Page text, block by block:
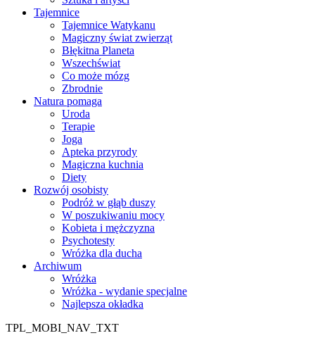
Tajemnice
Tajemnice Watykanu
Magiczny świat zwierząt
Błękitna Planeta
Wszechświat
Co może mózg
Zbrodnie
Natura pomaga
Uroda
Terapie
Joga
Apteka przyrody
Magiczna kuchnia
Diety
Rozwój osobisty
Podróż w głąb duszy
W poszukiwaniu mocy
Kobieta i mężczyzna
Psychotesty
Wróżka dla ducha
Archiwum
Wróżka
Wróżka - wydanie specjalne
Najlepsza okładka
TPL_MOBI_NAV_TXT